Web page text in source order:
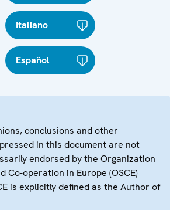
Italiano
Español
conclusions and other
in this document are not
endorsed by the Organization
Co-operation in Europe (OSCE)
is explicitly defined as the Author of